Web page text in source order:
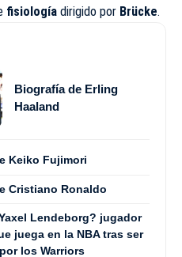
fisiología dirigido por Brücke.
Biografía de Erling
Haaland
Keiko Fujimori
Cristiano Ronaldo
Lendeborg? jugador
juega en la NBA tras ser
los Warriors